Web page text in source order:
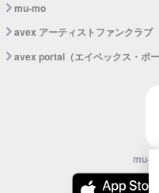
mu-mo
avex アーティストファンクラブ
avex portal（エイベックス・ポー
mu-